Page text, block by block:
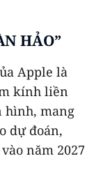
HẢO”
Apple là
kính liền
hình, mang
dự đoán,
năm 2027